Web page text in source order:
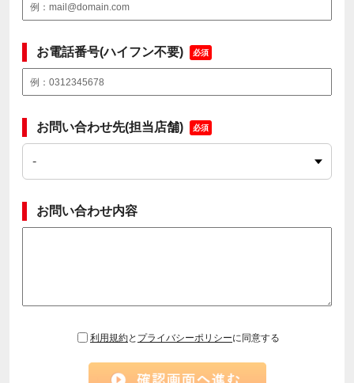
お電話番号(ハイフン不要) 必須
お問い合わせ先(担当店舗) 必須
お問い合わせ内容
利用規約と プライバシーポリシーに同意する